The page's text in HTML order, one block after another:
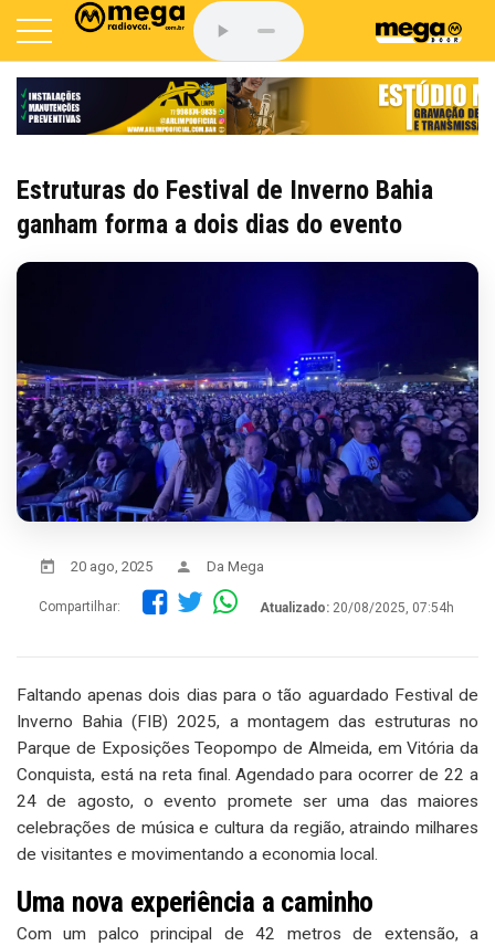
Estruturas do Festival de Inverno Bahia
ganham forma a dois dias do evento
20 ago, 2025 Da Mega
Compartilhar: Atualizado: 20/08/2025, 07:54h
Faltando apenas dois dias para o tão aguardado Festival de
Inverno Bahia (FIB) 2025, a montagem das estruturas no
Parque de Exposições Teopompo de Almeida, em Vitória da
Conquista, está na reta final. Agendado para ocorrer de 22 a
24 de agosto, o evento promete ser uma das maiores
celebrações de música e cultura da região, atraindo milhares
de visitantes e movimentando a economia local.
Uma nova experiência a caminho
Com um palco principal de 42 metros de extensão, a